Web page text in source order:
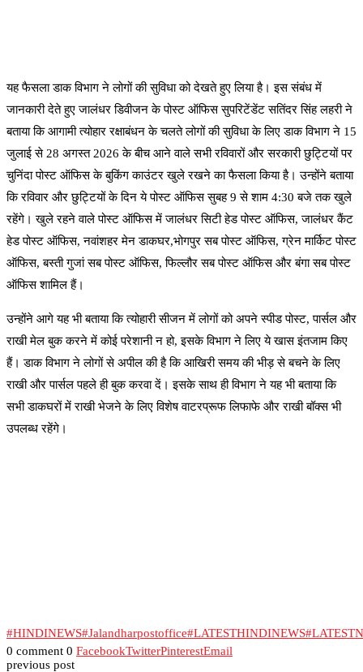
यह फैसला डाक विभाग ने लोगों की सुविधा को देखते हुए लिया है। इस संबंध में
जानकारी देते हुए जालंधर डिवीजन के पोस्ट ऑफिस सुपरिटेंडेंट सतिंदर सिंह लहरी ने
बताया कि आगामी त्योहार रक्षाबंधन के चलते लोगों की सुविधा के लिए डाक विभाग ने 15
जुलाई से 28 अगस्त 2026 के बीच आने वाले सभी रविवारों और सरकारी छुट्टियों पर
चुनिंदा पोस्ट ऑफिस के बुकिंग काउंटर खुले रखने का फैसला किया है। उन्होंने बताया
कि रविवार और छुट्टियों के दिन ये पोस्ट ऑफिस सुबह 9 से शाम 4:30 बजे तक खुले
रहेंगे। खुले रहने वाले पोस्ट ऑफिस में जालंधर सिटी हेड पोस्ट ऑफिस, जालंधर कैंट
हेड पोस्ट ऑफिस, नवांशहर मेन डाकघर,भोगपुर सब पोस्ट ऑफिस, ग्रेन मार्किट पोस्ट
ऑफिस, बस्ती गुजां सब पोस्ट ऑफिस, फिल्लौर सब पोस्ट ऑफिस और बंगा सब पोस्ट
ऑफिस शामिल हैं।
उन्होंने आगे यह भी बताया कि त्योहारी सीजन में लोगों को अपने स्पीड पोस्ट, पार्सल और
राखी मेल बुक करने में कोई परेशानी न हो, इसके विभाग ने लिए ये खास इंतजाम किए
हैं। डाक विभाग ने लोगों से अपील की है कि आखिरी समय की भीड़ से बचने के लिए
राखी और पार्सल पहले ही बुक करवा दें। इसके साथ ही विभाग ने यह भी बताया कि
सभी डाकघरों में राखी भेजने के लिए विशेष वाटरप्रूफ लिफाफे और राखी बॉक्स भी
उपलब्ध रहेंगे।
#HINDINEWS#Jalandharpostoffice#LATESTHINDINEWS
0 comment 0 FacebookTwitterPinterestEmail
previous post